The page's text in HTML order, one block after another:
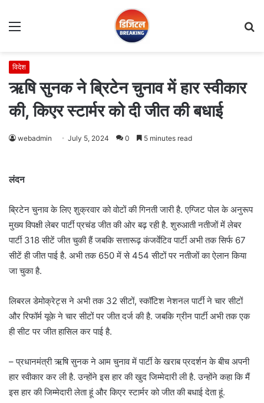
Menu
विदेश
ऋषि सुनक ने ब्रिटेन चुनाव में हार स्वीकार
की, किएर स्टार्मर को दी जीत की बधाई
webadmin July 5, 2024 0 5 minutes read
लंदन
ब्रिटेन चुनाव के लिए शुक्रवार को वोटों की गिनती जारी है. एग्जिट पोल के अनुरूप
मुख्य विपक्षी लेबर पार्टी प्रचंड जीत की ओर बढ़ रही है. शुरुआती नतीजों में लेबर
पार्टी 318 सीटें जीत चुकी हैं जबकि सत्तारूढ़ कंजर्वेटिव पार्टी अभी तक सिर्फ 67
सीटें ही जीत पाई है. अभी तक 650 में से 454 सीटों पर नतीजों का ऐलान किया
जा चुका है.
लिबरल डेमोक्रेट्स ने अभी तक 32 सीटों, स्कॉटिश नेशनल पार्टी ने चार सीटों
और रिफॉर्म यूके ने चार सीटों पर जीत दर्ज की है. जबकि ग्रीन पार्टी अभी तक एक
ही सीट पर जीत हासिल कर पाई है.
– प्रधानमंत्री ऋषि सुनक ने आम चुनाव में पार्टी के खराब प्रदर्शन के बीच अपनी
हार स्वीकार कर ली है. उन्होंने इस हार की खुद जिम्मेदारी ली है. उन्होंने कहा कि मैं
इस हार की जिम्मेदारी लेता हूं और किएर स्टार्मर को जीत की बधाई देता हूं.